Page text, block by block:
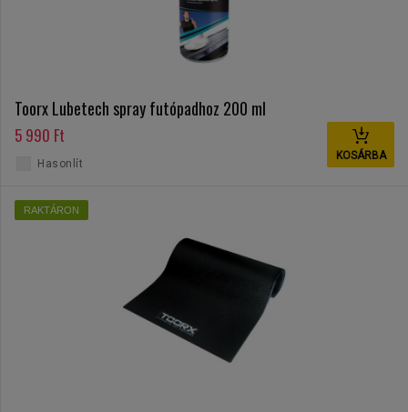
Toorx Lubetech spray futópadhoz 200 ml
5 990 Ft
KOSÁRBA
Hasonlít
RAKTÁRON